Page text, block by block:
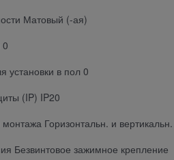
Матовый (-ая)
установки в пол 0
(IP) IP20
Горизонтальн. и вертикальн.
Безвинтовое зажимное крепление